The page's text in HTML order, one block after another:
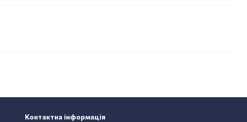
Контактна інформація